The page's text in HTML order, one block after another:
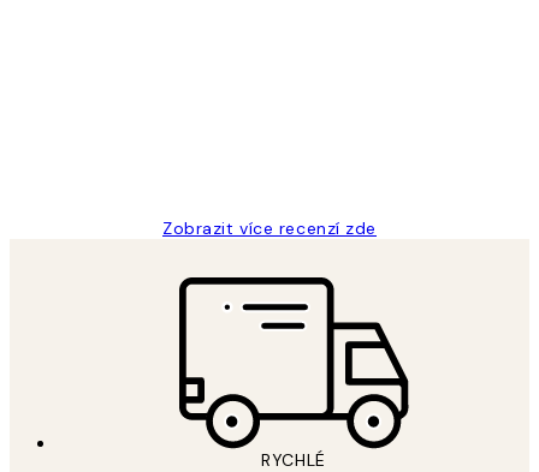
Zobrazit více recenzí zde
RYCHLÉ